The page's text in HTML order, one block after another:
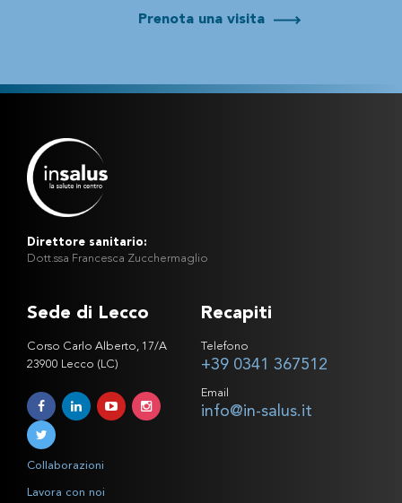
Prenota una visita
Direttore sanitario:
Dott.ssa Francesca Zucchermaglio
Sede di Lecco
Corso Carlo Alberto, 17/A
23900 Lecco (LC)
Collaborazioni
Lavora con noi
Recapiti
Telefono
+39 0341 367512
Email
info@in-salus.it